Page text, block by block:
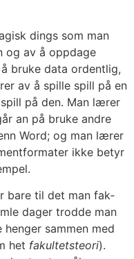
dings som man
og av å opp­da­ge
bru­ke data ordent­lig,
av å spil­le spill på en
på den. Man lærer
an på bru­ke and­re
Word; og man lærer
ikke betyr
bare til det man fak­
dager trod­de man
sam­men med
het fakul­tets­teori).